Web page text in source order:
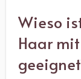
Wieso
Haar